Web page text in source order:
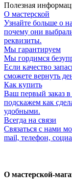
Полезная
О мастерской
Узнайте больше о
почему они
реквизиты.
Мы гарантируем
Мы гордимся
Если качество
сможете вернуть
Как купить
Ваш первый заказ
подскажем как
удобными.
Всегда на связи
Связаться с нами
mail, телефон,
О мастерской-